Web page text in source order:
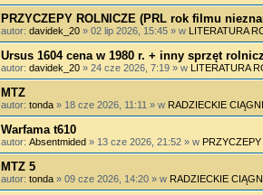
PRZYCZEPY ROLNICZE (PRL rok filmu
autor: davidek_20 » 02 lip 2026, 15:45 » w LITERATURA
Ursus 1604 cena w 1980 r. + inny sprzęt
autor: davidek_20 » 24 cze 2026, 7:19 » w LITERATURA
MTZ
autor: tonda » 18 cze 2026, 11:11 » w RADZIECKIE
Warfama t610
autor: Absentmided » 13 cze 2026, 21:52 » w
MTZ 5
autor: tonda » 09 cze 2026, 14:20 » w RADZIECKIE